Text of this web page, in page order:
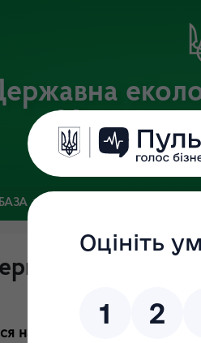
Офіційний
на електронну поштову